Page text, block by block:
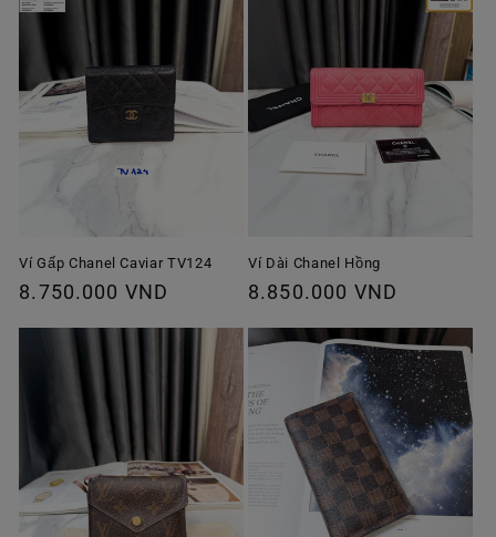
Ví Gấp Chanel Caviar TV124
Giá
8.750.000 VND
Ví Dài Chanel Hồng
Giá
thường
8.850.000 VND